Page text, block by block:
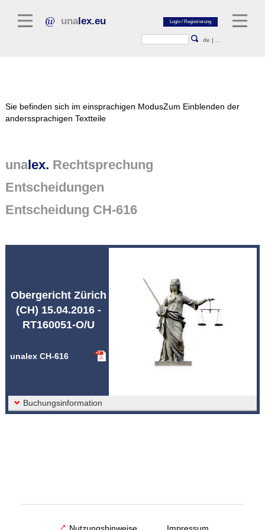
unalex.eu
de |
Normtexte
Rechtsprechung
Sie befinden sich im einsprachigen ModusZum Einblenden der
anderssprachigen Textteile
unalex. Rechtsprechung
Entscheidungen
Entscheidung CH-616
Obergericht Zürich
(CH) 15.04.2016 -
RT160051-O/U
unalex CH-616
Buchungsinformation
Nutzungshinweise Impressum